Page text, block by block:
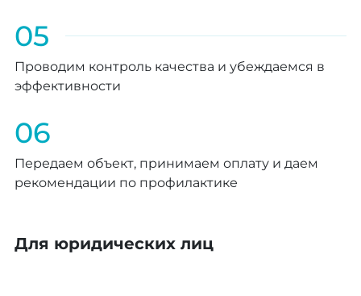
05
Проводим контроль качества и убеждаемся в
эффективности
06
Передаем объект, принимаем оплату и даем
рекомендации по профилактике
Для юридических лиц